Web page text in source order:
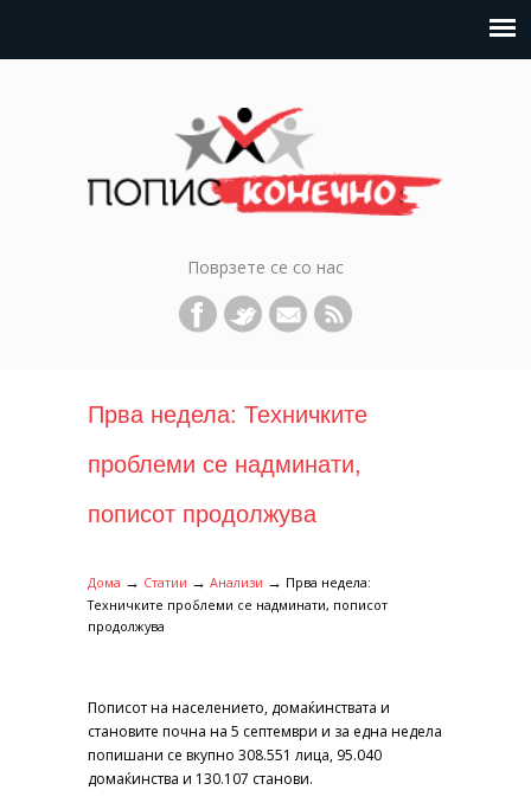
Поврзете се со нас
Прва недела: Техничките
проблеми се надминати,
пописот продолжува
Дома → Статии → Анализи → Прва недела:
Техничките проблеми се надминати, пописот
продолжува
Пописот на населението, домаќинствата и
становите почна на 5 септември и за една недела
попишани се вкупно 308.551 лица, 95.040
домаќинства и 130.107 станови.